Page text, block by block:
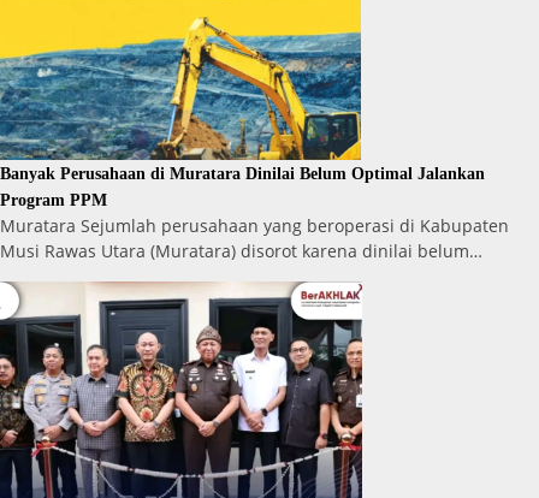
Banyak Perusahaan di Muratara Dinilai Belum Optimal Jalankan
Program PPM
Muratara Sejumlah perusahaan yang beroperasi di Kabupaten
Musi Rawas Utara (Muratara) disorot karena dinilai belum…